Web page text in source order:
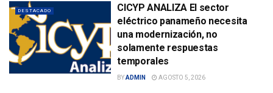
DESTACADO
CICYP ANALIZA El sector
eléctrico panameño necesita
una modernización, no
solamente respuestas
temporales
BYADMIN AGOSTO 5, 2026